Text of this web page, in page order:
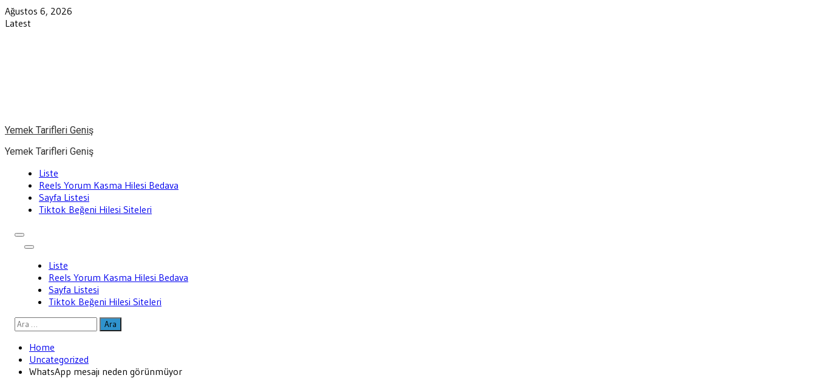
Skip
to
Ağustos 6, 2026
Latest
Yemek Tarifleri Geniş
Yemek Tarifleri Geniş
Liste
Reels Yorum Kasma Hilesi Bedava
Sayfa Listesi
Tiktok Beğeni Hilesi Siteleri
Liste
Reels Yorum Kasma Hilesi Bedava
Sayfa Listesi
Tiktok Beğeni Hilesi Siteleri
Arama:
Home
Uncategorized
WhatsApp mesajı neden görünmüyor